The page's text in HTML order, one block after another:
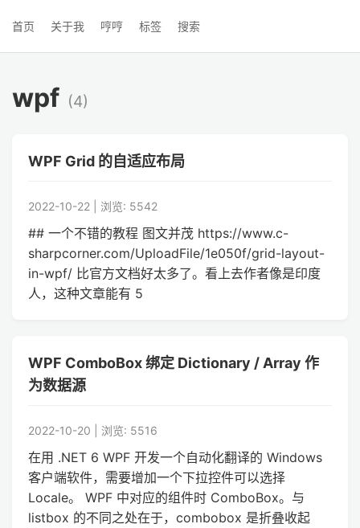
首页 关于我 哼哼 标签 搜索
wpf (4)
WPF Grid 的自适应布局
2022-10-22 | 浏览: 5542
## 一个不错的教程 图文并茂 https://www.c-
sharpcorner.com/UploadFile/1e050f/grid-layout-
in-wpf/ 比官方文档好太多了。看上去作者像是印度
人，这种文章能有 5
WPF ComboBox 绑定 Dictionary / Array 作
为数据源
2022-10-20 | 浏览: 5516
在用 .NET 6 WPF 开发一个自动化翻译的 Windows
客户端软件，需要增加一个下拉控件可以选择
Locale。 WPF 中对应的组件时 ComboBox。与
listbox 的不同之处在于，combobox 是折叠收起